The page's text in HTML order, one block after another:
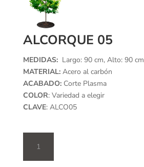
ALCORQUE 05
MEDIDAS: Largo: 90 cm, Alto: 90 cm
MATERIAL:Acero al carbón
ACABADO: Corte Plasma
COLOR: Variedad a elegir
CLAVE: ALCO05
cantidad